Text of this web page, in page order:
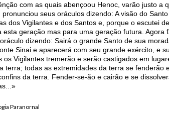
com as quais abençoou Henoc, varão justo a
seus oráculos dizendo: A visão do
dos Vigilantes e dos Santos e, porque o escutei
esta geração mas para uma geração futura. Agora
dizendo: Sairá o grande Santo de sua
Sinai e aparecerá com seu grande exército, e
os Vigilantes tremerão e serão castigados em
terra; todas as extremidades da terra se fenderão
da terra. Fender-se-ão e cairão e se
Paranornal